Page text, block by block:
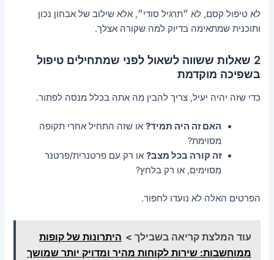
לא טיפול קסם, לא ״תרגיל סודי״, אלא שילוב של אבחון נכון
ותוכנית שמתאימה בדיוק למה שקורה אצלך.
2 שאלות ששווה לשאול לפני שמתחילים טיפול
בשפיכה מוקדמת
כדי שזה יהיה יעיל, צריך להבין מה אתה בכלל מנסה לפתור.
האם זה היה תמיד? או שזה התחיל אחרי תקופה
מסוימת?
זה קורה בכל מצב? או רק עם פרטנרית/פרטנר
מסוימים, או רק בלחץ?
הפרטים האלה לא נועדו לחפור.
עוד המלצת קריאה בשבילך > היתרונות של קופות
ממוחשבות: שירות לקוחות מהיר ומדויק יותר שמושך